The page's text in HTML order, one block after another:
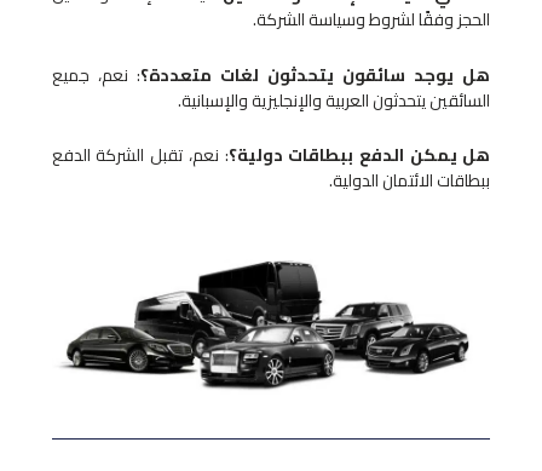
الحجز وفقًا لشروط وسياسة الشركة.
هل يوجد سائقون يتحدثون لغات متعددة؟: نعم، جميع
السائقين يتحدثون العربية والإنجليزية والإسبانية.
هل يمكن الدفع ببطاقات دولية؟: نعم، تقبل الشركة الدفع
ببطاقات الائتمان الدولية.